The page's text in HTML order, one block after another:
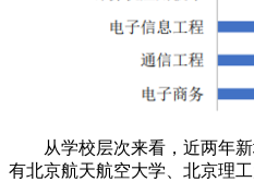
从学校层次来看，近两年新
有北京航天航空大学、北京理